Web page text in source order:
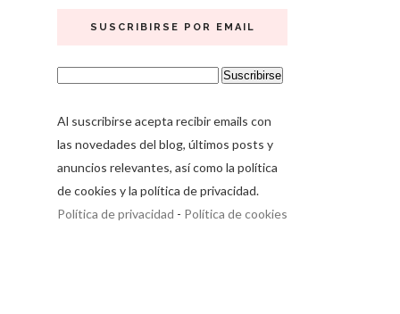
SUSCRIBIRSE POR EMAIL
Al suscribirse acepta recibir emails con
las novedades del blog, últimos posts y
anuncios relevantes, así como la política
de cookies y la política de privacidad.
Política de privacidad - Política de cookies